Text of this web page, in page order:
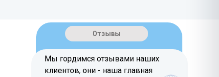
Мы гордимся отзывами наших
клиентов, они - наша главная
Отзывы